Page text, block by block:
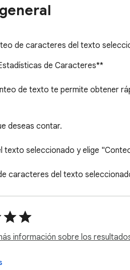
de caracteres del texto
de Caracteres**
de texto te permite obtener
deseas contar.
texto seleccionado y elige
caracteres del texto
para calcular
información sobre los